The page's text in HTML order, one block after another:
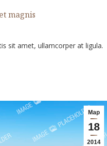
magnis
sit amet, ullamcorper at ligula.
Мар
18
2014